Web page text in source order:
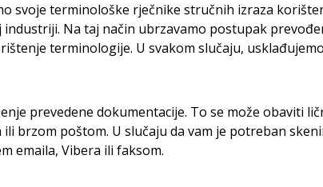
svoje terminološke rječnike stručnih izraza
Na taj način ubrzavamo postupak
terminologije. U svakom slučaju,
prevedene dokumentacije. To se može obaviti
brzom poštom. U slučaju da vam je potreban
emaila, Vibera ili faksom.